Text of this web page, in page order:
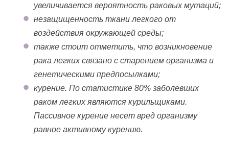
увеличивается вероятность раковых мутаций;
незащищенность ткани легкого от
воздействия окружающей среды;
также стоит отметить, что возникновение
рака легких связано с старением организма и
генетическими предпосылками;
курение. По статистике 80% заболевших
раком легких являются курильщиками.
Пассивное курение несет вред организму
равное активному курению.